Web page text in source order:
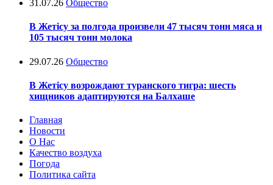
31.07.26 Общество
В Жетісу за полгода произвели 47 тысяч тонн мяса и
105 тысяч тонн молока
29.07.26 Общество
В Жетісу возрождают туранского тигра: шесть
хищников адаптируются на Балхаше
Главная
Новости
О Нас
Качество воздуха
Погода
Политика сайта